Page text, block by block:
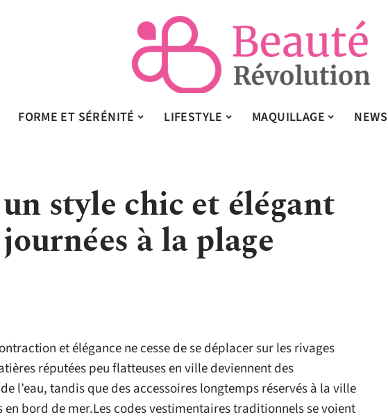
FORME ET SÉRÉNITÉ LIFESTYLE MAQUILLAGE NEWS
style chic et élégant
à la plage
et élégance ne cesse de se déplacer sur les rivages
réputées peu flatteuses en ville deviennent des
l’eau, tandis que des accessoires longtemps réservés à la ville
en bord de mer.Les codes vestimentaires traditionnels se voient